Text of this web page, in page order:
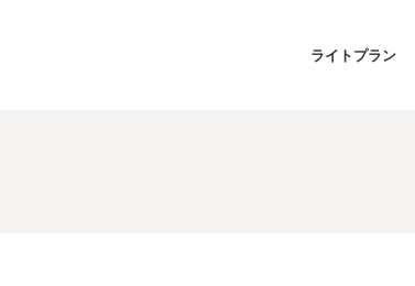
ライトプラン